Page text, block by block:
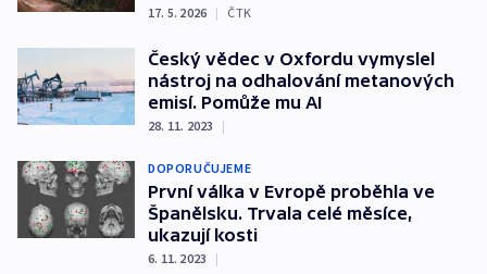
17. 5. 2026 | ČTK
Český vědec v Oxfordu vymyslel
nástroj na odhalování metanových
emisí. Pomůže mu AI
28. 11. 2023 |
DOPORUČUJEME
První válka v Evropě proběhla ve
Španělsku. Trvala celé měsíce,
ukazují kosti
6. 11. 2023 |